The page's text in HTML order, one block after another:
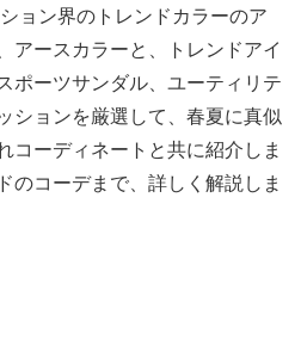
ョン界のトレンドカラーのア
アースカラーと、トレンドアイ
ポーツサンダル、ユーティリテ
ションを厳選して、春夏に真似
コーディネートと共に紹介しま
のコーデまで、詳しく解説しま